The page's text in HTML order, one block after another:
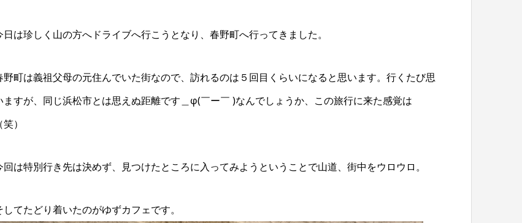
日は珍しく山の方へドライブへ行こうとなり、春野町へ行ってきました。
野町は義祖父母の元住んでいた街なので、訪れるのは５回目くらいになると思います。行くたび思
ますが、同じ浜松市とは思えぬ距離です＿φ(￣ー￣ )なんでしょうか、この旅行に来た感覚は
（笑）
回は特別行き先は決めず、見つけたところに入ってみようということで山道、街中をウロウロ。
してたどり着いたのがゆずカフェです。